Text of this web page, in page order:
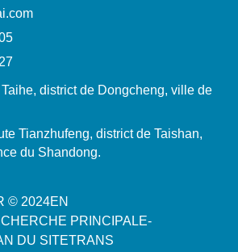
district de Dongcheng, ville de
Tianzhufeng, district de Taishan,
du Shandong.
© 2024EN
PRINCIPALE-
DU SITETRANS